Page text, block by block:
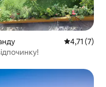
Середня
4,71 (7)